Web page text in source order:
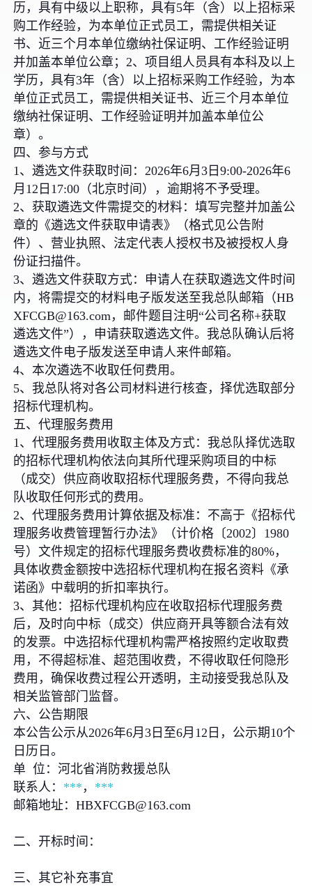
历，具有中级以上职称，具有5年（含）以上招标采
购工作经验，为本单位正式员工，需提供相关证
书、近三个月本单位缴纳社保证明、工作经验证明
并加盖本单位公章；2、项目组人员具有本科及以上
学历，具有3年（含）以上招标采购工作经验，为本
单位正式员工，需提供相关证书、近三个月本单位
缴纳社保证明、工作经验证明并加盖本单位公
章）。
四、参与方式
1、遴选文件获取时间：2026年6月3日9:00-2026年6
月12日17:00（北京时间），逾期将不予受理。
2、获取遴选文件需提交的材料：填写完整并加盖公
章的《遴选文件获取申请表》（格式见公告附
件）、营业执照、法定代表人授权书及被授权人身
份证扫描件。
3、遴选文件获取方式：申请人在获取遴选文件时间
内，将需提交的材料电子版发送至我总队邮箱（HB
XFCGB@163.com，邮件题目注明“公司名称+获取
遴选文件”），申请获取遴选文件。我总队确认后将
遴选文件电子版发送至申请人来件邮箱。
4、本次遴选不收取任何费用。
5、我总队将对各公司材料进行核查，择优选取部分
招标代理机构。
五、代理服务费用
1、代理服务费用收取主体及方式：我总队择优选取
的招标代理机构依法向其所代理采购项目的中标
（成交）供应商收取招标代理服务费，不得向我总
队收取任何形式的费用。
2、代理服务费用计算依据及标准：不高于《招标代
理服务收费管理暂行办法》（计价格〔2002〕1980
号）文件规定的招标代理服务费收费标准的80%，
具体收费金额按中选招标代理机构在报名资料《承
诺函》中载明的折扣率执行。
3、其他：招标代理机构应在收取招标代理服务费
后，及时向中标（成交）供应商开具等额合法有效
的发票。中选招标代理机构需严格按照约定收取费
用，不得超标准、超范围收费，不得收取任何隐形
费用，确保收费过程公开透明，主动接受我总队及
相关监管部门监督。
六、公告期限
本公告公示从2026年6月3日至6月12日，公示期10个
日历日。
单 位：河北省消防救援总队
联系人： *** ， ***
邮箱地址：HBXFCGB@163.com
二、开标时间：
三、其它补充事宜